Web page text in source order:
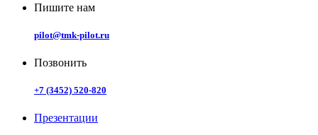
Пишите нам
pilot@tmk-pilot.ru
Позвонить
+7 (3452) 520-820
Презентации